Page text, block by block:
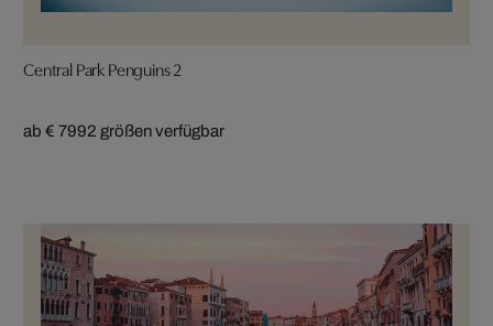
Central Park Penguins 2
ab € 7992 größen verfügbar